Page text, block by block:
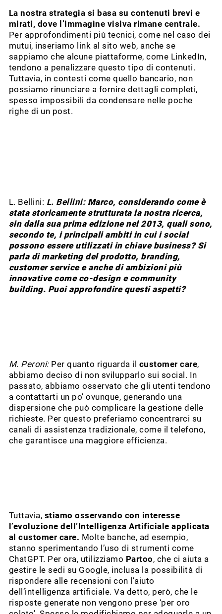
La nostra strategia si basa su contenuti brevi e
mirati, dove l’immagine visiva rimane centrale.
Per approfondimenti più tecnici, come nel caso dei
mutui, inseriamo link al sito web, anche se
sappiamo che alcune piattaforme, come LinkedIn,
tendono a penalizzare questo tipo di contenuti.
Tuttavia, in contesti come quello bancario, non
possiamo rinunciare a fornire dettagli completi,
spesso impossibili da condensare nelle poche
righe di un post.
L. Bellini: L. Bellini: Marco, considerando come è
stata storicamente strutturata la nostra ricerca,
sin dalla sua prima edizione nel 2013, quali sono,
secondo te, i principali ambiti in cui i social
possono essere utilizzati in chiave business? Si
parla di marketing del prodotto, branding,
customer service e anche di ambizioni più
innovative come co-design e community
building. Puoi approfondire questi aspetti?
M. Peroni:Per quanto riguarda il customer care,
abbiamo deciso di non svilupparlo sui social. In
passato, abbiamo osservato che gli utenti tendono
a contattarti un po’ ovunque, generando una
dispersione che può complicare la gestione delle
richieste. Per questo preferiamo concentrarci su
canali di assistenza tradizionale, come il telefono,
che garantisce una maggiore efficienza.
Tuttavia, stiamo osservando con interesse
l’evoluzione dell’Intelligenza Artificiale applicata
al customer care. Molte banche, ad esempio,
stanno sperimentando l’uso di strumenti come
ChatGPT. Per ora, utilizziamo Partoo, che ci aiuta a
gestire le sedi su Google, inclusa la possibilità di
rispondere alle recensioni con l’aiuto
dell’intelligenza artificiale. Va detto, però, che le
risposte generate non vengono prese ‘per oro